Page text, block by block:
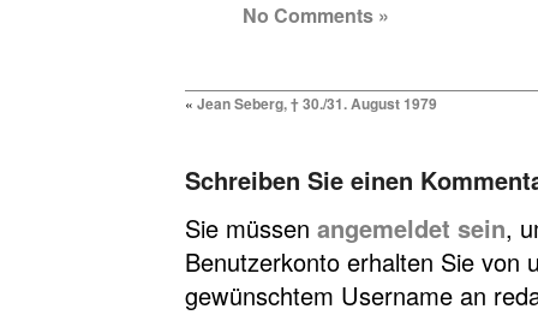
No Comments »
« Jean Seberg, † 30./31. August 1979
Schreiben Sie einen
Sie müssen angemeldet sein,
Benutzerkonto erhalten Sie von
gewünschtem Username an